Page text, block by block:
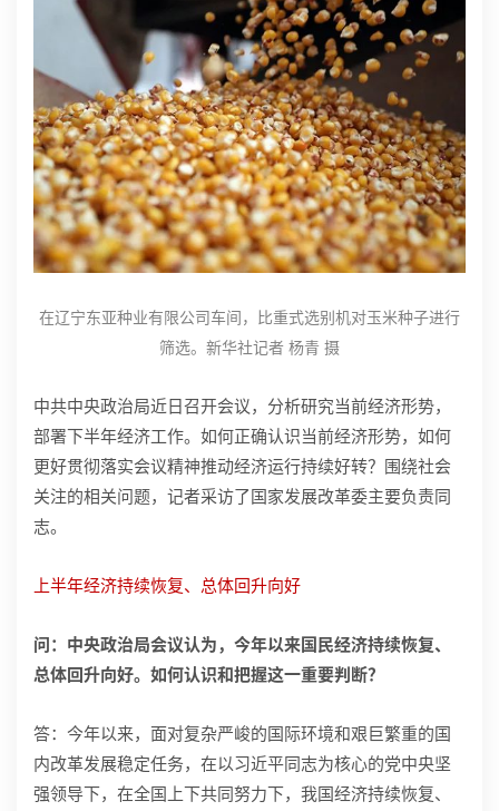
在辽宁东亚种业有限公司车间，比重式选别机对玉米种子进行
筛选。新华社记者 杨青 摄
中共中央政治局近日召开会议，分析研究当前经济形势，
部署下半年经济工作。如何正确认识当前经济形势，如何
更好贯彻落实会议精神推动经济运行持续好转？围绕社会
关注的相关问题，记者采访了国家发展改革委主要负责同
志。
上半年经济持续恢复、总体回升向好
问：中央政治局会议认为，今年以来国民经济持续恢复、
总体回升向好。如何认识和把握这一重要判断？
答：今年以来，面对复杂严峻的国际环境和艰巨繁重的国
内改革发展稳定任务，在以习近平同志为核心的党中央坚
强领导下，在全国上下共同努力下，我国经济持续恢复、